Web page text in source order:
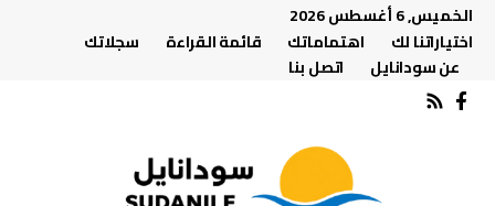
الخميس, 6 أغسطس 2026
اختياراتنا لك
اهتماماتك قائمة القراءة
سجلاتك
عن سودانايل
اتصل بنا